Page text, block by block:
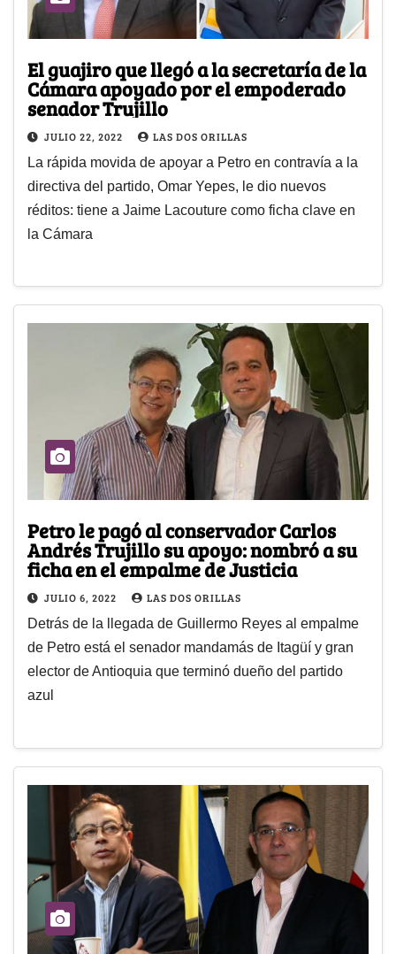
El guajiro que llegó a la secretaría de la
Cámara apoyado por el empoderado
senador Trujillo
JULIO 22, 2022 LAS DOS ORILLAS
La rápida movida de apoyar a Petro en contravía a la
directiva del partido, Omar Yepes, le dio nuevos
réditos: tiene a Jaime Lacouture como ficha clave en
la Cámara
Petro le pagó al conservador Carlos
Andrés Trujillo su apoyo: nombró a su
ficha en el empalme de Justicia
JULIO 6, 2022 LAS DOS ORILLAS
Detrás de la llegada de Guillermo Reyes al empalme
de Petro está el senador mandamás de Itagüí y gran
elector de Antioquia que terminó dueño del partido
azul